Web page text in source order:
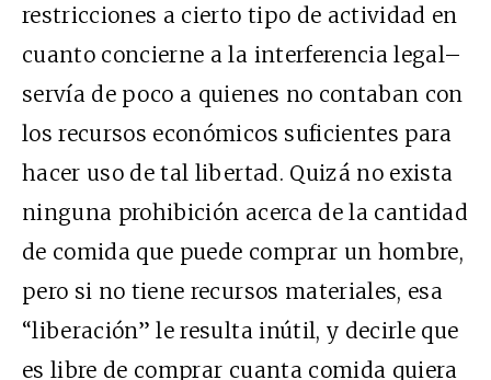
restricciones a cierto tipo de actividad en
cuanto concierne a la interferencia legal–
servía de poco a quienes no contaban con
los recursos económicos suficientes para
hacer uso de tal libertad. Quizá no exista
ninguna prohibición acerca de la cantidad
de comida que puede comprar un hombre,
pero si no tiene recursos materiales, esa
“liberación” le resulta inútil, y decirle que
es libre de comprar cuanta comida quiera